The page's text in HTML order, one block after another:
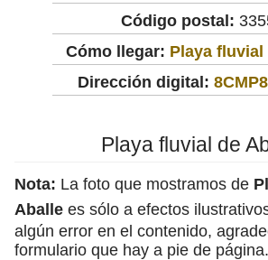
Código postal:
Cómo llegar: Playa fluvial
Dirección digital:
Playa fluvial de
Nota: La foto que mostramos de
Aballe es sólo a efectos
algún error en el contenido,
formulario que hay a pie de página.